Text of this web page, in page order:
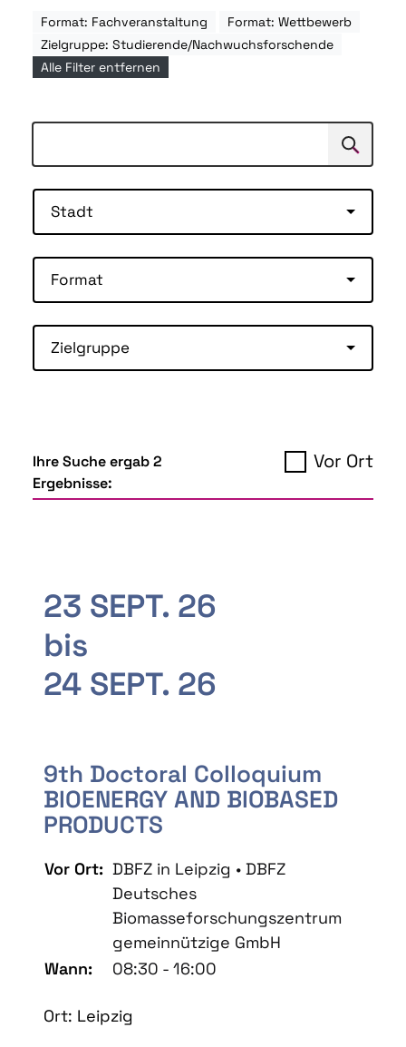
Format: Fachveranstaltung
Format: Wettbewerb
Zielgruppe: Studierende/Nachwuchsforschende
Alle Filter entfernen
Suchen
Stadt
Format
Zielgruppe
Ihre Suche ergab 2
Ergebnisse:
Vor Ort
23 SEPT. 26
bis
24 SEPT. 26
9th Doctoral Colloquium
BIOENERGY AND BIOBASED
PRODUCTS
Vor Ort: DBFZ in Leipzig • DBFZ
Deutsches
Biomasseforschungszentrum
gemeinnützige GmbH
Wann:
08:30 - 16:00
Ort: Leipzig